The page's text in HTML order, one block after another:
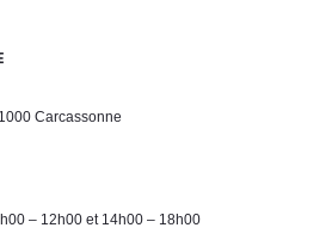
Carcassonne
– 12h00 et 14h00 – 18h00